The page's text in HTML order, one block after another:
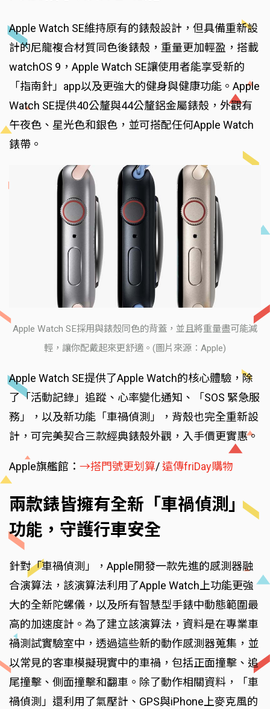
Apple Watch SE維持原有的錶殼設計，但具備重新設
計的尼龍複合材質同色後錶殼，重量更加輕盈，搭載
watchOS 9，Apple Watch SE讓使用者能享受新的
「指南針」app以及更強大的健身與健康功能。Apple
Watch SE提供40公釐與44公釐鋁金屬錶殼，外觀有
午夜色、星光色和銀色，並可搭配任何Apple Watch
錶帶。
Apple Watch SE採用與錶殼同色的背蓋，並且將重量盡可能減
輕，讓你配戴起來更舒適。(圖片來源：Apple)
Apple Watch SE提供了Apple Watch的核心體驗，除
了「活動記錄」追蹤、心率變化通知、「SOS 緊急服
務」，以及新功能「車禍偵測」，背殼也完全重新設
計，可完美契合三款經典錶殼外觀，入手價更實惠。
Apple旗艦館： →搭門號更划算/遠傳friDay購物
兩款錶皆擁有全新「車禍偵測」
功能，守護行車安全
針對「車禍偵測」，Apple開發一款先進的感測器融
合演算法，該演算法利用了Apple Watch上功能更強
大的全新陀螺儀，以及所有智慧型手錶中動態範圍最
高的加速度計。為了建立該演算法，資料是在專業車
禍測試實驗室中，透過這些新的動作感測器蒐集，並
以常見的客車模擬現實中的車禍，包括正面撞擊、追
尾撞擊、側面撞擊和翻車。除了動作相關資料，「車
禍偵測」還利用了氣壓計、GPS與iPhone上麥克風的